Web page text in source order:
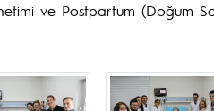
ve Postpartum (Doğum